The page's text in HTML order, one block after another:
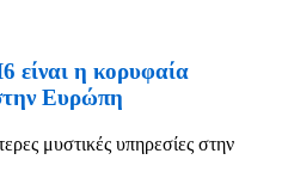
είναι η κορυφαία
Ευρώπη
μυστικές υπηρεσίες στην